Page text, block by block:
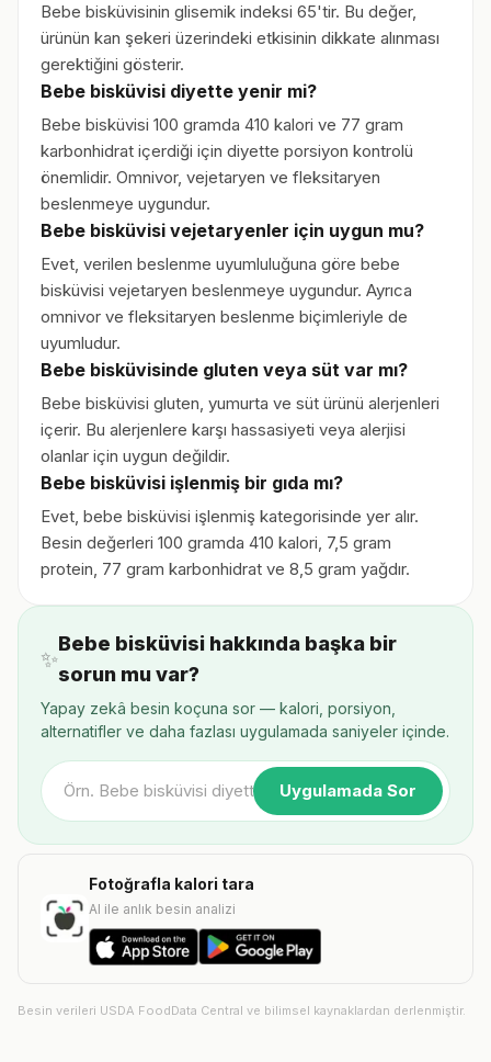
Bebe bisküvisinin glisemik indeksi 65'tir. Bu değer,
ürünün kan şekeri üzerindeki etkisinin dikkate alınması
gerektiğini gösterir.
Bebe bisküvisi diyette yenir mi?
Bebe bisküvisi 100 gramda 410 kalori ve 77 gram
karbonhidrat içerdiği için diyette porsiyon kontrolü
önemlidir. Omnivor, vejetaryen ve fleksitaryen
beslenmeye uygundur.
Bebe bisküvisi vejetaryenler için uygun mu?
Evet, verilen beslenme uyumluluğuna göre bebe
bisküvisi vejetaryen beslenmeye uygundur. Ayrıca
omnivor ve fleksitaryen beslenme biçimleriyle de
uyumludur.
Bebe bisküvisinde gluten veya süt var mı?
Bebe bisküvisi gluten, yumurta ve süt ürünü alerjenleri
içerir. Bu alerjenlere karşı hassasiyeti veya alerjisi
olanlar için uygun değildir.
Bebe bisküvisi işlenmiş bir gıda mı?
Evet, bebe bisküvisi işlenmiş kategorisinde yer alır.
Besin değerleri 100 gramda 410 kalori, 7,5 gram
protein, 77 gram karbonhidrat ve 8,5 gram yağdır.
✨
Bebe bisküvisi hakkında başka bir
sorun mu var?
Yapay zekâ besin koçuna sor — kalori, porsiyon,
alternatifler ve daha fazlası uygulamada saniyeler içinde.
Uygulamada Sor
Fotoğrafla kalori tara
AI ile anlık besin analizi
Besin verileri USDA FoodData Central ve bilimsel kaynaklardan derlenmiştir.